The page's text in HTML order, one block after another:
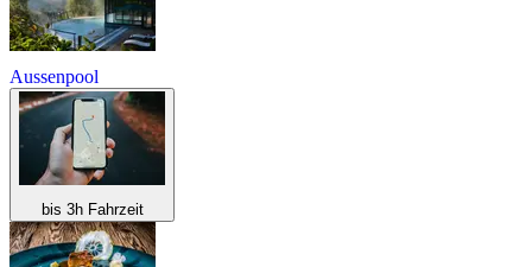
Aussenpool
bis 3h Fahrzeit